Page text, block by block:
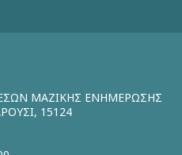
ΜΑΖΙΚΗΣ ΕΝΗΜΕΡΩΣΗΣ
15124